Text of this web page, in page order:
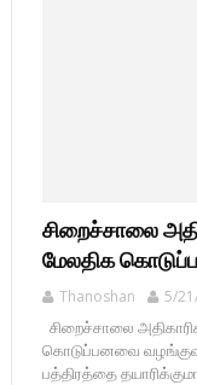
சிறைச்சாலை
மேலதிக
Thanoshan 5/
சிறைச்சாலை
கொடுப்பனவை
பத்திரத்தை